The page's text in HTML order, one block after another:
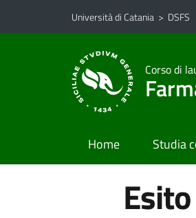
Vai al contenuto principale
Vai al menu di navigazione
Università di Catania > DSFS
Corso di
Home Studia